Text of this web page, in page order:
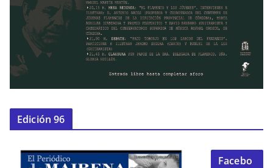
Edición 96
Facebo